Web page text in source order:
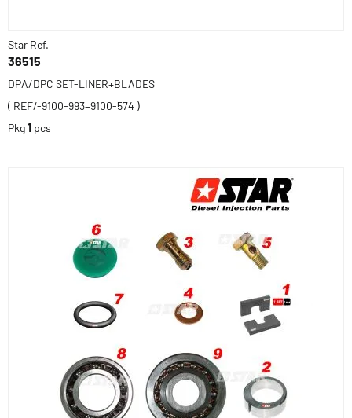
Star Ref.
36515
DPA/DPC SET-LINER+BLADES
( REF/-9100-993=9100-574 )
Pkg1 pcs